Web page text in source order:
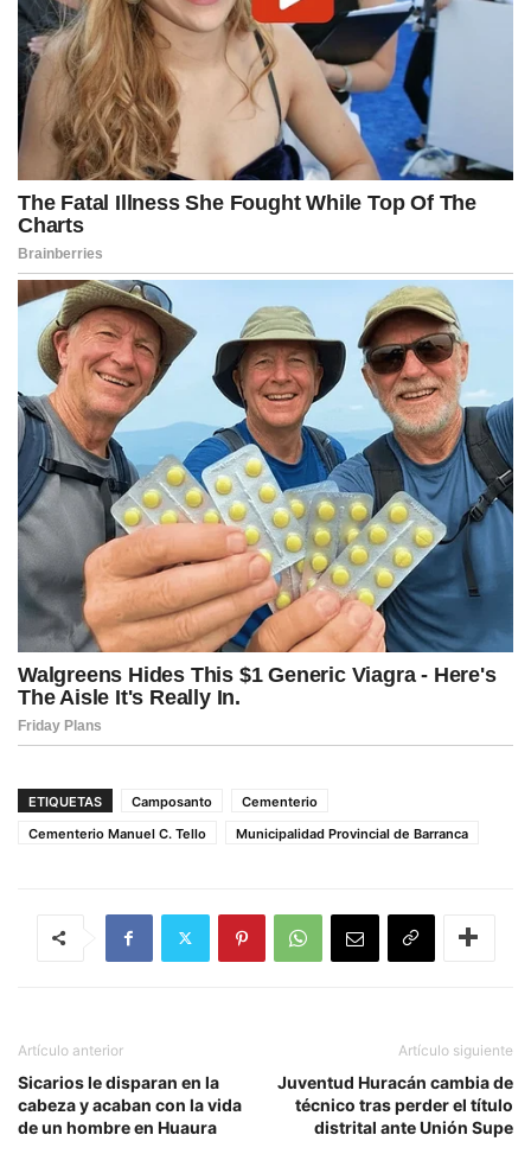
ETIQUETAS Camposanto
Cementerio
Cementerio Manuel C. Tello
Municipalidad Provincial de Barranca
Artículo anterior
Sicarios le disparan en la
cabeza y acaban con la vida
de un hombre en Huaura
Artículo siguiente
Juventud Huracán cambia de
técnico tras perder el título
distrital ante Unión Supe